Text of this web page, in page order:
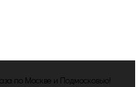
по Москве и Подмосковью!